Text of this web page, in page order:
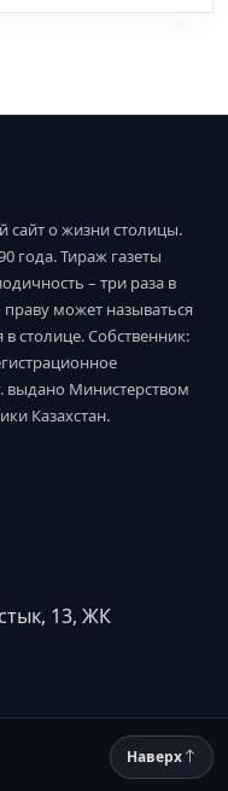
о жизни столицы.
года. Тираж газеты
– три раза в
может называться
столице. Собственник:
выдано Министерством
Казахстан.
13, ЖК
Наверх